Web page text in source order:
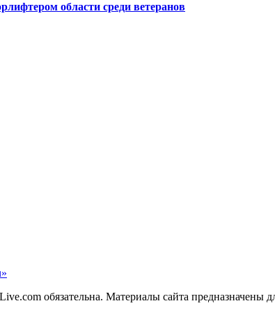
области среди ветеранов
обязательна. Материалы сайта предназначены